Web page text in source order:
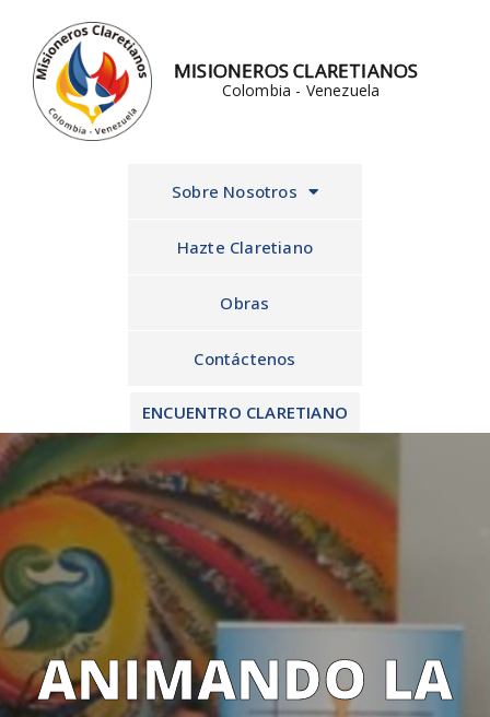
contenido
MISIONEROS CLARETIANOS
Colombia - Venezuela
Sobre Nosotros
Hazte Claretiano
Obras
Contáctenos
ENCUENTRO CLARETIANO
ANIMANDO LA